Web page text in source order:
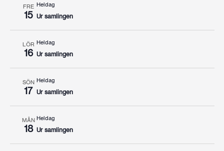
FRE
15
Heldag
Ur samlingen
LÖR
16
Heldag
Ur samlingen
SÖN
17
Heldag
Ur samlingen
MÅN
18
Heldag
Ur samlingen